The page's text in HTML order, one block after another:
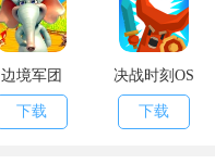
边境军团
下载
决战时刻OS
下载